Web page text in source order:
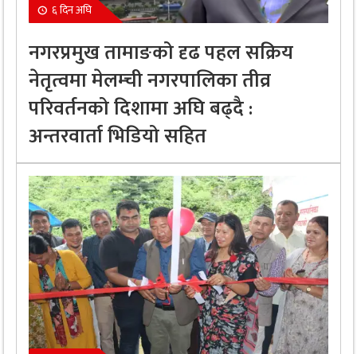
६ दिन अघि
नगरप्रमुख तामाङको दृढ पहल सक्रिय
नेतृत्वमा मेलम्ची नगरपालिका तीव्र
परिवर्तनको दिशामा अघि बढ्दै :
अन्तरवार्ता भिडियो सहित